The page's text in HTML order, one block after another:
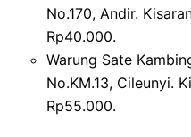
No.170, Andir.
Rp40.000.
Warung Sate
No.KM.13, Cileunyi.
Rp55.000.